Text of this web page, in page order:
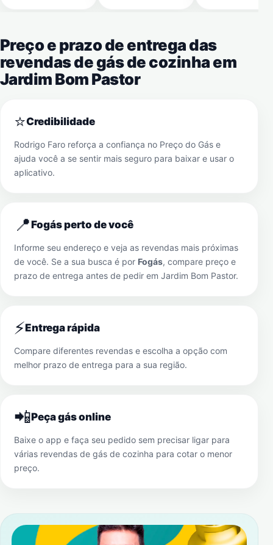
Preço e prazo de entrega das
revendas de gás de cozinha em
Jardim Bom Pastor
⭐Credibilidade
Rodrigo Faro reforça a confiança no Preço do Gás e
ajuda você a se sentir mais seguro para baixar e usar o
aplicativo.
📍Fogás perto de você
Informe seu endereço e veja as revendas mais próximas
de você. Se a sua busca é por Fogás, compare preço e
prazo de entrega antes de pedir em Jardim Bom Pastor.
⚡Entrega rápida
Compare diferentes revendas e escolha a opção com
melhor prazo de entrega para a sua região.
📲Peça gás online
Baixe o app e faça seu pedido sem precisar ligar para
várias revendas de gás de cozinha para cotar o menor
preço.